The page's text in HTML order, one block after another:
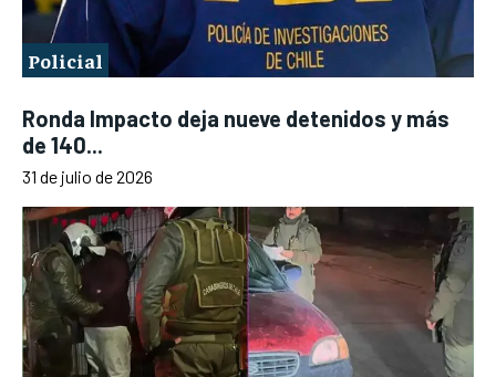
Policial
Ronda Impacto deja nueve detenidos y más
de 140...
31 de julio de 2026